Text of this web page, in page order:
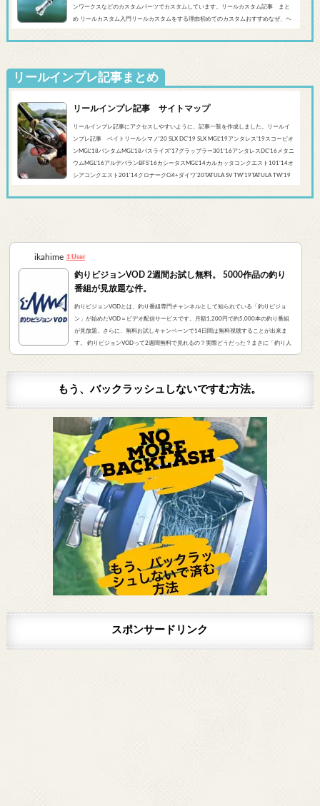
ンワークスなどのカスタムパーツでカスタムしています。リールカスタム記事 まと
め リールカスタム入門リールカスタムをする理由初めてのカスタムおすすめなぜ、ヘ
スMGL’19スコーピオンMGL&#0...
リールインプレ記事まとめ
リールインプレ記事 サイトマップ
リールインプレ記事にアクセスしやすいように、記事一覧を作成しました。リールイ
ンプレ記事 ベイトリールシマノ'20 SLX DC’19 SLX MGL'19アンタレス’19スコーピオ
ンMGL'18バンタムMGL'18バスライズ’17グラップラー301‘16アンタレスDC’16メタニ
ウムMGL’16アルデバランBFS’16カシータスMGL’14カルカッタコンクエスト101’14オ
シアコンクエスト201'14クロナークCi4+ダイワ’20TATULA SV TW'19TATULA TW'19
ガルシア’...
ikahime 1 User
釣りビジョンVOD 2週間お試し無料。 5000作品の釣り
番組が見放題な件。
釣りビジョンVODとは、釣り番組専門チャンネルとして知られている「釣りビジョ
ン」が始めたVOD＝ビデオ配信サービスです。月額1,200円で約5,000本の釣り番組
が見放題。さらに、無料お試しキャンペーンで14日間は無料視聴することが出来ま
す。 釣りビジョンVODって2週間無料で見れるの？実際どうだった？まさに「釣り人
が求めていたVOD」でした。実際にサービスを申し込んだので、レビューをお伝えし
もう、バックラッシュしないですむ方法。
スポンサードリンク